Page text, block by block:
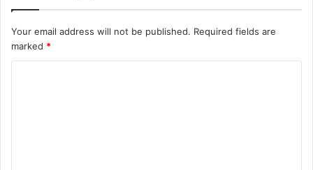
Your email address will not be published. Required fields are
marked *